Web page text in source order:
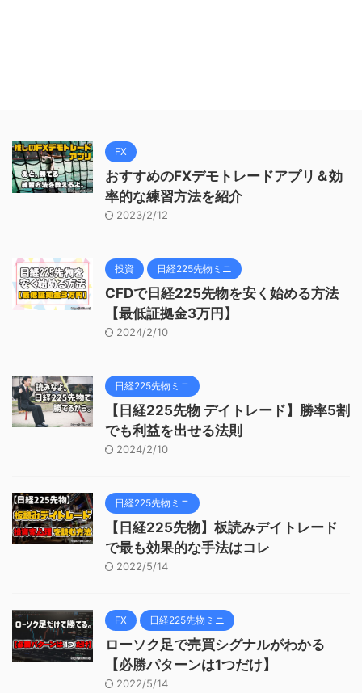
FX
おすすめのFXデモトレードアプリ＆効
率的な練習方法を紹介
2023/2/12
投資 日経225先物ミニ
CFDで日経225先物を安く始める方法
【最低証拠金3万円】
2024/2/10
日経225先物ミニ
【日経225先物 デイトレード】勝率5割
でも利益を出せる法則
2024/2/10
日経225先物ミニ
【日経225先物】板読みデイトレード
で最も効果的な手法はコレ
2022/5/14
FX 日経225先物ミニ
ローソク足で売買シグナルがわかる
【必勝パターンは1つだけ】
2022/5/14